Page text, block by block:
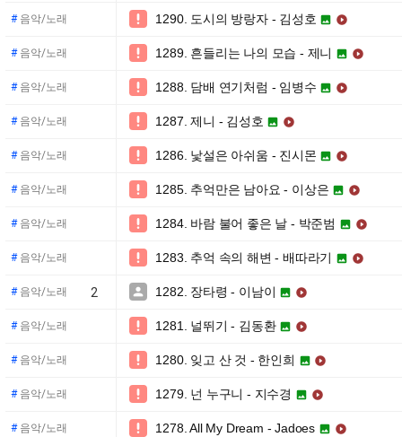
#음악/노래  1290. 도시의 방랑자 - 김성호  
#음악/노래  1289. 흔들리는 나의 모습 - 제니  
#음악/노래  1288. 담배 연기처럼 - 임병수  
#음악/노래  1287. 제니 - 김성호  
#음악/노래  1286. 낯설은 아쉬움 - 진시몬  
#음악/노래  1285. 추억만은 남아요 - 이상은  
#음악/노래  1284. 바람 불어 좋은 날 - 박준범  
#음악/노래  1283. 추억 속의 해변 - 배따라기  
#음악/노래 2  1282. 장타령 - 이남이  
#음악/노래  1281. 널뛰기 - 김동환  
#음악/노래  1280. 잊고 산 것 - 한인희  
#음악/노래  1279. 넌 누구니 - 지수경  
#음악/노래  1278. All My Dream - Jadoes  